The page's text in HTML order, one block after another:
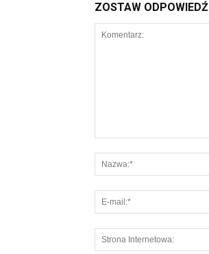
ZOSTAW ODPOWIEDŹ